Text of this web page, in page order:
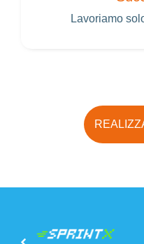
Lavoriamo